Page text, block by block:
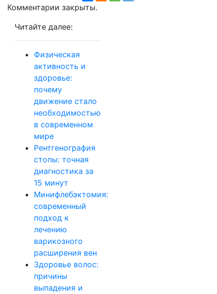
Комментарии закрыты.
Читайте далее:
Физическая
активность и
здоровье:
почему
движение стало
необходимостью
в современном
мире
Рентгенография
стопы: точная
диагностика за
15 минут
Минифлебэктомия:
современный
подход к
лечению
варикозного
расширения вен
Здоровье волос:
причины
выпадения и